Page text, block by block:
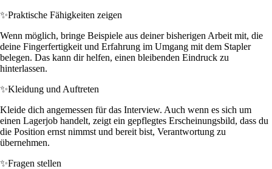
✨Praktische Fähigkeiten zeigen
Wenn möglich, bringe Beispiele aus deiner bisherigen Arbeit mit, die
deine Fingerfertigkeit und Erfahrung im Umgang mit dem Stapler
belegen. Das kann dir helfen, einen bleibenden Eindruck zu
hinterlassen.
✨Kleidung und Auftreten
Kleide dich angemessen für das Interview. Auch wenn es sich um
einen Lagerjob handelt, zeigt ein gepflegtes Erscheinungsbild, dass du
die Position ernst nimmst und bereit bist, Verantwortung zu
übernehmen.
✨Fragen stellen